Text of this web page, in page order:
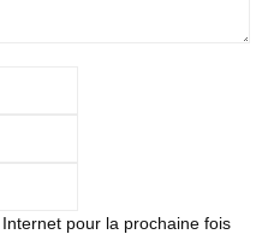
pour la prochaine fois